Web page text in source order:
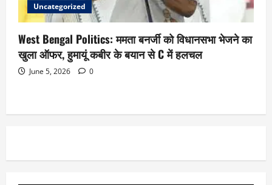
Uncategorized
West Bengal Politics: ममता बनर्जी को विधानसभा भेजने का
खुला ऑफर, हुमायूं कबीर के बयान से C में हलचल
June 5, 2026 0